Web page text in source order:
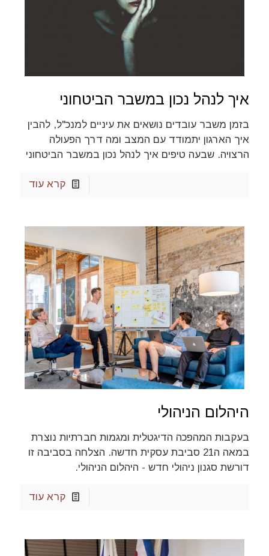
איך לנהל נכון במשבר הביטחוני
בזמן משבר עובדים נושאים את עיניים למנכ"ל, להבין
איך הארגון יתמודד עם המצב ומה דרך הפעולה
הרצויה. שבעה טיפים איך לנהל נכון במשבר הביטחוני
קרא עוד
היהלום הניהולי
בעקבות המהפכה הדיגטלית ומגמות חברתיות נוצרת
במאה ה21 סביבת עסקית חדשה. הצלחה בסביבה זו
דורשת סגנון ניהולי חדש - היהלום הניהולי.
קרא עוד